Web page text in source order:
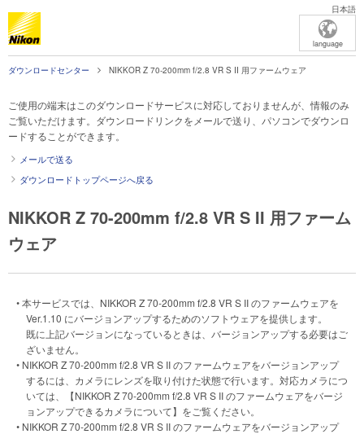
日本語
language
ダウンロードセンター NIKKOR Z 70-200mm f/2.8 VR S II 用ファームウェア
ご使用の端末はこのダウンロードサービスに対応しておりませんが、情報のみ
ご覧いただけます。ダウンロードリンクをメールで送り、パソコンでダウンロ
ードすることができます。
メールで送る
ダウンロードトップページへ戻る
NIKKOR Z 70-200mm f/2.8 VR S II 用ファーム
ウェア
• 本サービスでは、NIKKOR Z 70-200mm f/2.8 VR S II のファームウェアを
Ver.1.10 にバージョンアップするためのソフトウェアを提供します。
既に上記バージョンになっているときは、バージョンアップする必要はご
ざいません。
• NIKKOR Z 70-200mm f/2.8 VR S II のファームウェアをバージョンアップ
するには、カメラにレンズを取り付けた状態で行います。対応カメラにつ
いては、【NIKKOR Z 70-200mm f/2.8 VR S II のファームウェアをバージ
ョンアップできるカメラについて】をご覧ください。
• NIKKOR Z 70-200mm f/2.8 VR S II のファームウェアをバージョンアップ